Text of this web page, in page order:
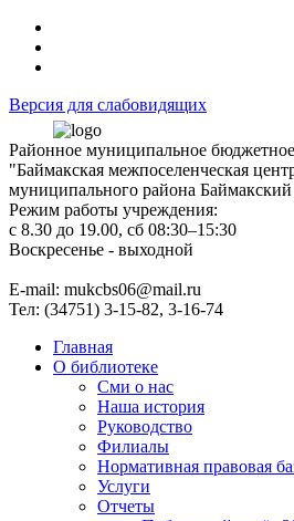
Версия для слабовидящих
Районное муниципальное
"Баймакская межпоселенческая
муниципального района
Режим работы учреждения:
с 8.30 до 19.00, сб 08:30–15:30
Воскресенье - выходной
Е-mail: mukcbs06@mail.ru
Тел: (34751) 3-15-82, 3-16-74
Главная
О библиотеке
Сми о нас
Наша история
Руководство
Филиалы
Нормативная правовая
Услуги
Отчеты